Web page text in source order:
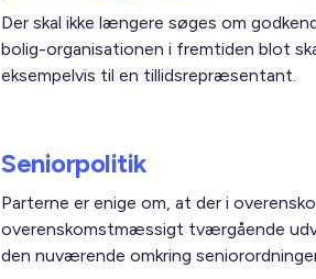
Der skal ikke længere søges om
bolig-organisationen i fremtiden blot
eksempelvis til en tillidsrepræsentant.
Seniorpolitik
Parterne er enige om, at der i
overenskomstmæssigt tværgående
den nuværende omkring